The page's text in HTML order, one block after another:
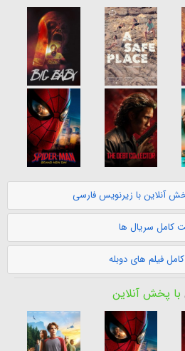
آنلاین با زیرنویس فارسی
کامل سریال ها
فیلم های دوبله
با پخش آنلاین